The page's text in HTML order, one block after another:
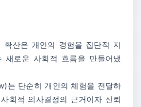
확산은 개인의 경험을 집단적 지
새로운 사회적 흐름을 만들어냈
는 단순히 개인의 체험을 전달하
회적 의사결정의 근거이자 신뢰